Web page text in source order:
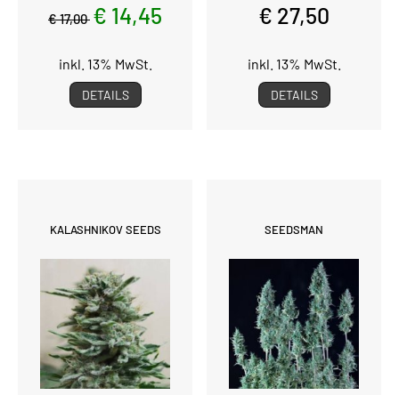
€ 17,00 € 14,45
inkl. 13% MwSt.
DETAILS
€ 27,50
inkl. 13% MwSt.
DETAILS
KALASHNIKOV SEEDS SEEDSMAN